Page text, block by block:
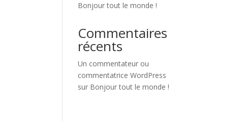
Bonjour tout le monde !
Commentaires
récents
Un commentateur ou
commentatrice WordPress
sur Bonjour tout le monde !